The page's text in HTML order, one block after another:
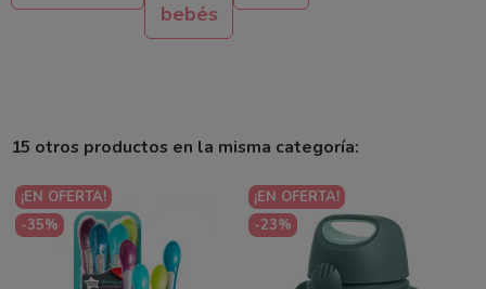
bebés
15 otros productos en la misma categoría:
¡EN OFERTA!
-35%
¡EN OFERTA!
-23%